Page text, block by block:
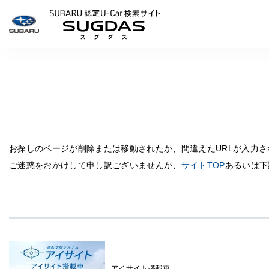
お探しのページが削除または移動されたか、間違えたURLが入力
ご迷惑をおかけして申し訳ございませんが、 サイトTOPあるいは